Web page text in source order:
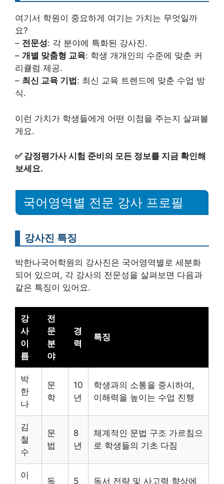
여기서 학원이 중요하게 여기는 가치는 무엇일까
요?
– 전문성: 각 분야에 특화된 강사진.
– 개별 맞춤형 교육: 학생 개개인의 수준에 맞춘 커
리큘럼 제공.
– 최신 교육 기법 : 최신 교육 트렌드에 맞춘 수업 방
식.
이런 가치가 학생들에게 어떤 이점을 주는지 살펴볼
게요.
✅ 감정평가사 시험 준비의 모든 정보를 지금 확인해
보세요.
국어영역별 전문 강사 프로필
강사진 특징
박한나국어학원의 강사진은 국어영역별로 세분화
되어 있으며, 각 강사의 전문성을 살펴보면 다음과
같은 특징이 있어요.
강
사
이
름
전
문
분
야
경
력
특징
박
한
나
문
학
10
년
학생과의 소통을 중시하여,
이해력을 높이는 수업 진행
김
철
수
문
법
8
년
체계적인 문법 구조 가르침으
로 학생들의 기초 다짐
이
독 5 독서 전략 및 사고력 향상에